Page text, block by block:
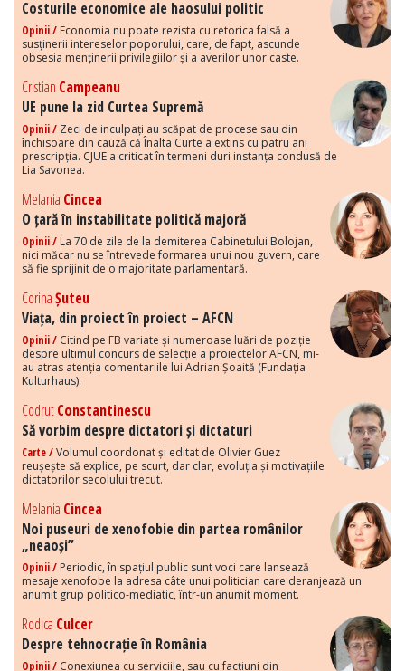
Costurile economice ale haosului politic
Opinii / Economia nu poate rezista cu retorica falsă a
susținerii intereselor poporului, care, de fapt, ascunde
obsesia menținerii privilegiilor și a averilor unor caste.
Cristian Campeanu
UE pune la zid Curtea Supremă
Opinii / Zeci de inculpați au scăpat de procese sau din
închisoare din cauză că Înalta Curte a extins cu patru ani
prescripția. CJUE a criticat în termeni duri instanța condusă de
Lia Savonea.
Melania Cincea
O țară în instabilitate politică majoră
Opinii / La 70 de zile de la demiterea Cabinetului Bolojan,
nici măcar nu se întrevede formarea unui nou guvern, care
să fie sprijinit de o majoritate parlamentară.
CorinaȘuteu
Viața, din proiect în proiect – AFCN
Opinii / Citind pe FB variate și numeroase luări de poziție
despre ultimul concurs de selecție a proiectelor AFCN, mi-
au atras atenția comentariile lui Adrian Șoaită (Fundația
Kulturhaus).
CodrutConstantinescu
Să vorbim despre dictatori și dictaturi
Carte /Volumul coordonat și editat de Olivier Guez
reușește să explice, pe scurt, dar clar, evoluția și motivațiile
dictatorilor secolului trecut.
Melania Cincea
Noi puseuri de xenofobie din partea românilor
„neaoși”
Opinii / Periodic, în spațiul public sunt voci care lansează
mesaje xenofobe la adresa câte unui politician care deranjează un
anumit grup politico-mediatic, într-un anumit moment.
Rodica Culcer
Despre tehnocrație în România
Opinii / Conexiunea cu serviciile, sau cu facțiuni din